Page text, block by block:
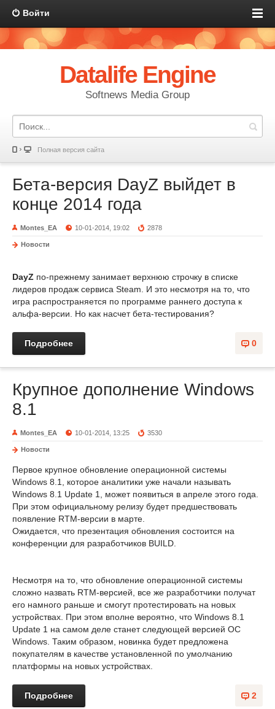
Войти
Datalife Engine
Softnews Media Group
Полная версия сайта
Бета-версия DayZ выйдет в
конце 2014 года
Montes_EA 10-01-2014, 19:02 2878
Новости
DayZ по-прежнему занимает верхнюю строчку в списке
лидеров продаж сервиса Steam. И это несмотря на то, что
игра распространяется по программе раннего доступа к
альфа-версии. Но как насчет бета-тестирования?
0
Подробнее
Крупное дополнение Windows
8.1
Montes_EA 10-01-2014, 13:25 3530
Новости
Первое крупное обновление операционной системы
Windows 8.1, которое аналитики уже начали называть
Windows 8.1 Update 1, может появиться в апреле этого года.
При этом официальному релизу будет предшествовать
появление RTM-версии в марте.
Ожидается, что презентация обновления состоится на
конференции для разработчиков BUILD.
Несмотря на то, что обновление операционной системы
сложно назвать RTM-версией, все же разработчики получат
его намного раньше и смогут протестировать на новых
устройствах. При этом вполне вероятно, что Windows 8.1
Update 1 на самом деле станет следующей версией ОС
Windows. Таким образом, новинка будет предложена
покупателям в качестве установленной по умолчанию
платформы на новых устройствах.
2
Подробнее